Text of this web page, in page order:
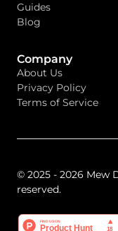
Guides
Blog
Company
About Us
Privacy Policy
Terms of Service
© 2025 - 2026 Mew
reserved.